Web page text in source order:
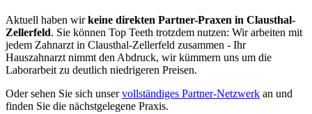
Aktuell haben wirkeine direkten Partner-Praxen in Clausthal-
Zellerfeld. Sie können Top Teeth trotzdem nutzen: Wir arbeiten mit
jedem Zahnarzt in Clausthal-Zellerfeld zusammen - Ihr
Hauszahnarzt nimmt den Abdruck, wir kümmern uns um die
Laborarbeit zu deutlich niedrigeren Preisen.
Oder sehen Sie sich unservollständiges Partner-Netzwerk an und
finden Sie die nächstgelegene Praxis.